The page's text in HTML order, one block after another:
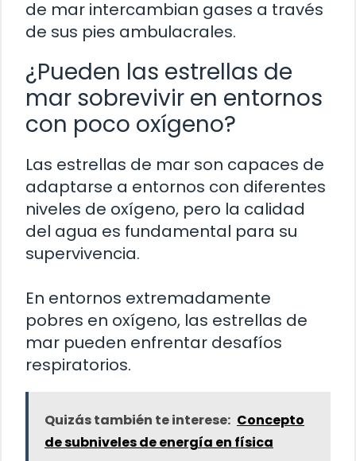
de mar intercambian gases a través
de sus pies ambulacrales.
¿Pueden las estrellas de
mar sobrevivir en entornos
con poco oxígeno?
Las estrellas de mar son capaces de
adaptarse a entornos con diferentes
niveles de oxígeno, pero la calidad
del agua es fundamental para su
supervivencia.
En entornos extremadamente
pobres en oxígeno, las estrellas de
mar pueden enfrentar desafíos
respiratorios.
Quizás también te interese: Concepto
de subniveles de energía en física